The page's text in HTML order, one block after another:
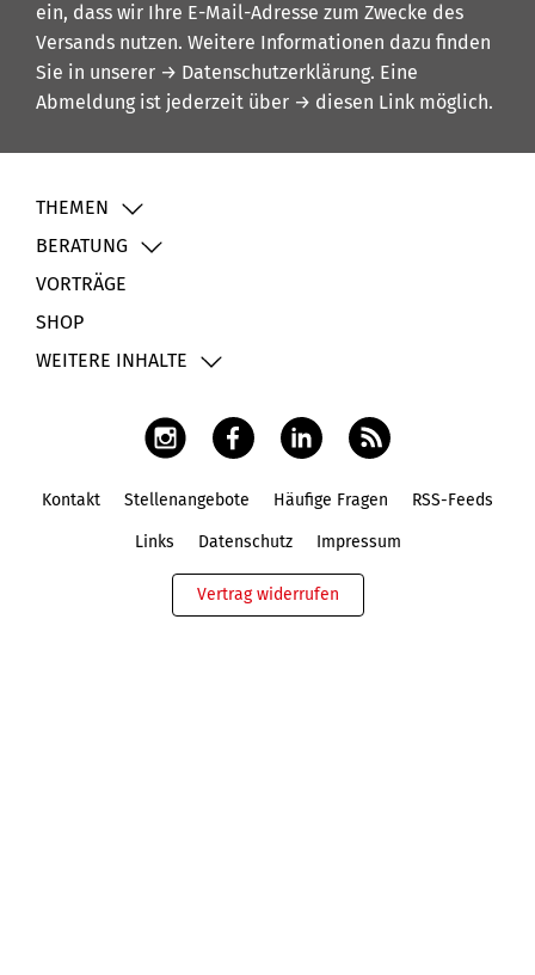
ein, dass wir Ihre E-Mail-Adresse zum Zwecke des
Versands nutzen. Weitere Informationen dazu finden
Sie in unserer → Datenschutzerklärung. Eine
Abmeldung ist jederzeit über → diesen Link möglich.
THEMEN
BERATUNG
VORTRÄGE
SHOP
WEITERE INHALTE
Kontakt Stellenangebote Häufige Fragen RSS-Feeds
Links Datenschutz Impressum
Vertrag widerrufen